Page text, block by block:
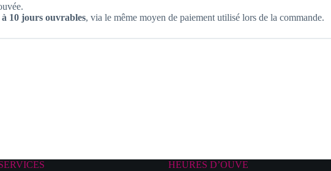
à 10 jours ouvrables, via le même moyen de paiement utilisé lors de la commande.
HEURES D’OUVE